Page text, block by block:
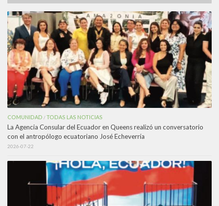
COMUNIDAD /TODAS LAS NOTICIAS
La Agencia Consular del Ecuador en Queens realizó un conversatorio
con el antropólogo ecuatoriano José Echeverría
2026-07-22